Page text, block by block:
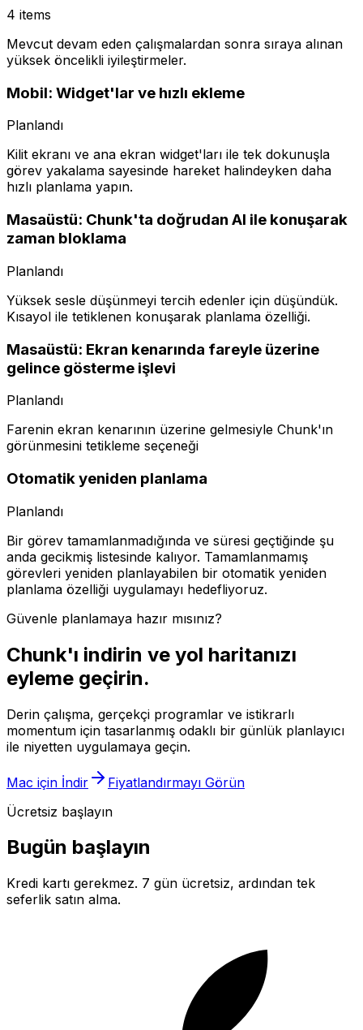
4 items
Mevcut devam eden çalışmalardan sonra sıraya alınan
yüksek öncelikli iyileştirmeler.
Mobil: Widget'lar ve hızlı ekleme
Planlandı
Kilit ekranı ve ana ekran widget'ları ile tek dokunuşla
görev yakalama sayesinde hareket halindeyken daha
hızlı planlama yapın.
Masaüstü: Chunk'ta doğrudan AI ile konuşarak
zaman bloklama
Planlandı
Yüksek sesle düşünmeyi tercih edenler için düşündük.
Kısayol ile tetiklenen konuşarak planlama özelliği.
Masaüstü: Ekran kenarında fareyle üzerine
gelince gösterme işlevi
Planlandı
Farenin ekran kenarının üzerine gelmesiyle Chunk'ın
görünmesini tetikleme seçeneği
Otomatik yeniden planlama
Planlandı
Bir görev tamamlanmadığında ve süresi geçtiğinde şu
anda gecikmiş listesinde kalıyor. Tamamlanmamış
görevleri yeniden planlayabilen bir otomatik yeniden
planlama özelliği uygulamayı hedefliyoruz.
Güvenle planlamaya hazır mısınız?
Chunk'ı indirin ve yol haritanızı
eyleme geçirin.
Derin çalışma, gerçekçi programlar ve istikrarlı
momentum için tasarlanmış odaklı bir günlük planlayıcı
ile niyetten uygulamaya geçin.
Mac için İndir
Fiyatlandırmayı Görün
Ücretsiz başlayın
Bugün başlayın
Kredi kartı gerekmez. 7 gün ücretsiz, ardından tek
seferlik satın alma.